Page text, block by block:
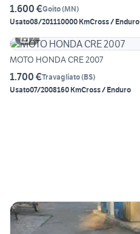
1.600 €Goito(MN)
Usato08/201110000 KmCross / Enduro
2
MOTO HONDA CRE 2007
1.700 €Travagliato(BS)
Usato07/2008160 KmCross / Enduro